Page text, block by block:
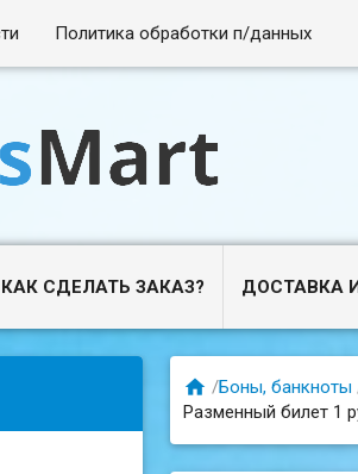
Политика обработки п/данных
КАК СДЕЛАТЬ ЗАКАЗ? ДОСТАВКА
 /Боны, банкноты
Разменный билет 1